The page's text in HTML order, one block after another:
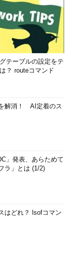
客観的に見直すこ
直さなければ、適
せん。ルールや対
のか？」という疑
は全て正しいもの
ません。そのため
本来の目的から外
キュリティ対策と
らせないようにす
れほど重要ではな
機会が多いもので
目的や方針に合致
定期的に設けまし
い対策は変更した
テーブルの設定をテ
？ routeコマンド
解消！ AI定着のス
」発表、あらためて
ラ」とは (1/2)
はどれ？ lsofコマン